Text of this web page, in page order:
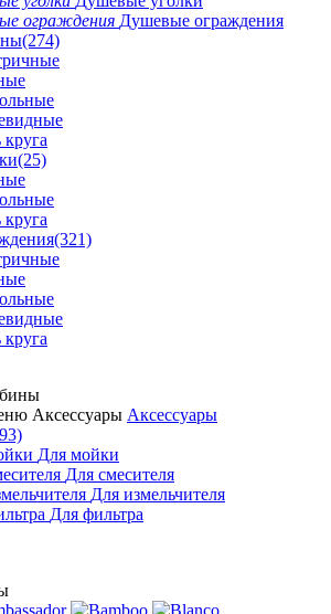
Душевые ограждения
(274)
круга
(25)
круга
(321)
круга
Аксессуары Аксессуары
Для мойки
Для смесителя
Для измельчителя
Для фильтра